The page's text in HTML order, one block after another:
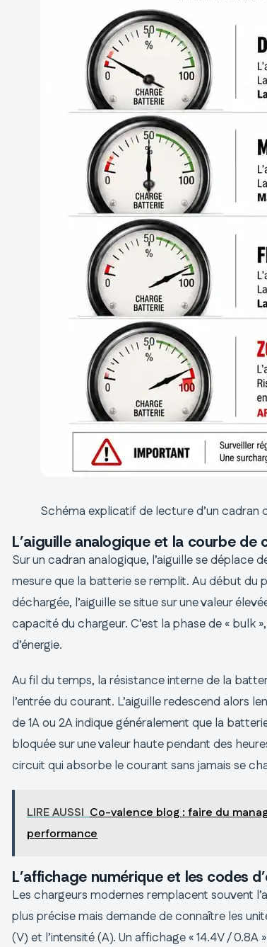
Schéma explicatif de lecture d’un
L’aiguille analogique et la courbe de
Sur un cadran analogique, l’aiguille se déplace
mesure que la batterie se remplit. Au début du
déchargée, l’aiguille se situe sur une valeur
capacité du chargeur. C’est la phase de « bulk
d’énergie.
Au fil du temps, la résistance interne de la
l’entrée du courant. L’aiguille redescend alors
de 1A ou 2A indique généralement que la
bloquée sur une valeur haute pendant des
circuit qui absorbe le courant sans jamais se
LIRE AUSSI Co-valence blog : faire du
performance
L’affichage numérique et les codes
Les chargeurs modernes remplacent souvent
plus précise mais demande de connaître les
(V) et l’intensité (A). Un affichage « 14.4V /